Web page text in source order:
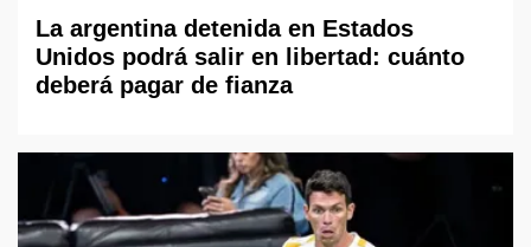
La argentina detenida en Estados
Unidos podrá salir en libertad: cuánto
deberá pagar de fianza